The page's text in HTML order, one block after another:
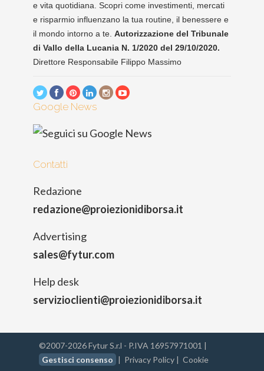
e vita quotidiana. Scopri come investimenti, mercati
e risparmio influenzano la tua routine, il benessere e
il mondo intorno a te. Autorizzazione del Tribunale
di Vallo della Lucania N. 1/2020 del 29/10/2020.
Direttore Responsabile Filippo Massimo
Google News
Contatti
Redazione
redazione@proiezionidiborsa.it
Advertising
sales@fytur.com
Help desk
servizioclienti@proiezionidiborsa.it
©2007-2026 Fytur S.r.l - P.IVA 16957971001 |
Gestisci consenso | Privacy Policy | Cookie